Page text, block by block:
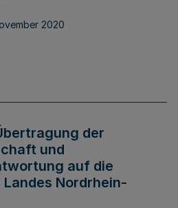
2020
der
und
auf die
Nordrhein-